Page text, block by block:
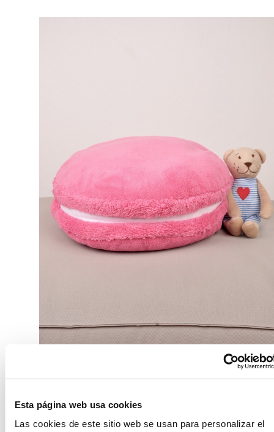
Esta página web usa cookies
Las cookies de este sitio web se usan para personalizar el
Cojines “sweety”.